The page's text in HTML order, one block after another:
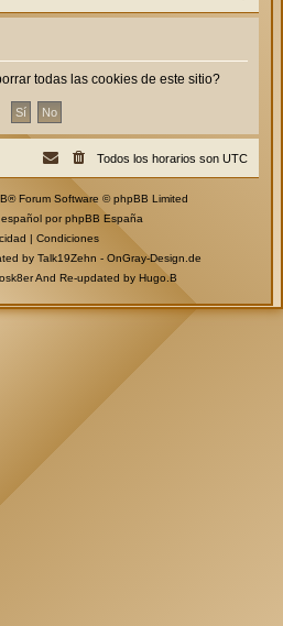
u
todas las cookies de este sitio?
Todos los horarios son UTC
® Forum Software © phpBB Limited
porphpBB España
| Condiciones
by Talk19Zehn - OnGray-Design.de
And Re-updated by Hugo.B